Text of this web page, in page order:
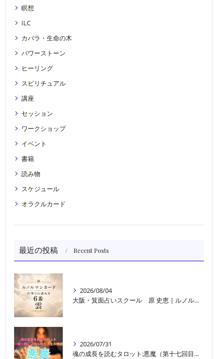
瞑想
ILC
カバラ・生命の木
パワーストーン
ヒーリング
スピリチュアル
講座
セッション
ワークショップ
イベント
書籍
読み物
スケジュール
オラクルカード
最近の投稿 Recent Posts
2026/08/04
大阪・箕面占いスクール 原 史恵 | ルノルマンカード読み方のコツ「雲」 仕事をテーマに占った場合
2026/07/31
魂の成長を読むタロット:悪魔（第十七回目）｜大阪・箕面占いスクールラブアンドライト